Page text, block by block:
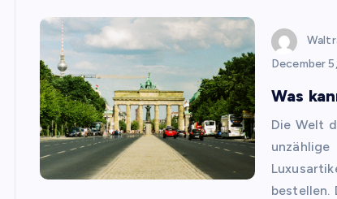
December
Was
Die Welt
bestellen.